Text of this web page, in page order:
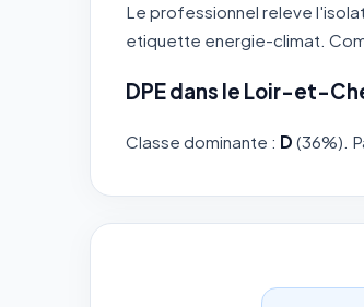
Le professionnel releve
etiquette energie-climat.
DPE dans le Loir-et-
Classe dominante : D (36%).